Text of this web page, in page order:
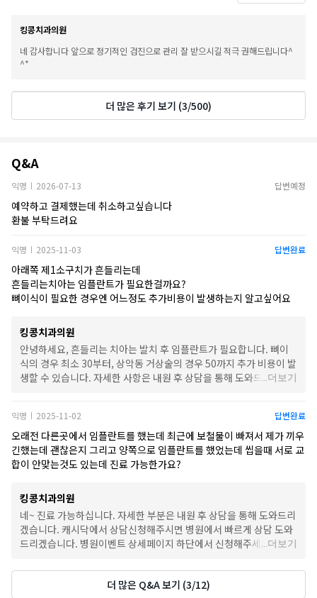
킹콩치과의원
네 감사합니다 앞으로 정기적인 검진으로 관리 잘 받으시길 적극 권해드립니다^
^*
더 많은 후기 보기 (3/500)
Q&A
익명 | 2026-07-13 답변예정
예약하고 결제했는데 취소하고싶습니다
환불 부탁드려요
익명 | 2025-11-03 답변완료
아래쪽 제1소구치가 흔들리는데
흔들리는치아는 임플란트가 필요한걸까요?
킹콩치과의원
안녕하세요, 흔들리는 치아는 발치 후 임플란트가 필요합니다. 뼈이
식의 경우 최소 30부터, 상악동 거상술의 경우 50까지 추가 비용이 발
생할 수 있습니다. 자세한 사항은 내원 후 상담을 통해 도와드리겠습
다.
더보기
익명 | 2025-11-02 답변완료
오래전 다른곳에서 임플란트를 했는데 최근에 보철물이 빠져서 제가 끼우
긴했는데 괜찮은지 그리고 양쪽으로 임플란트를 했었는데 씹을때 서로 교
합이 안맞는것도 있는데 진료 가능한가요?
킹콩치과의원
네~ 진료 가능하십니다. 자세한 부분은 내원 후 상담을 통해 도와드리
겠습니다. 캐시닥에서 상담신청해주시면 병원에서 빠르게 상담 도와
드리겠습니다. 병원이벤트 상세페이지 하단에서 신청해주세요. 감사
더보기
더 많은 Q&A 보기 (3/12)